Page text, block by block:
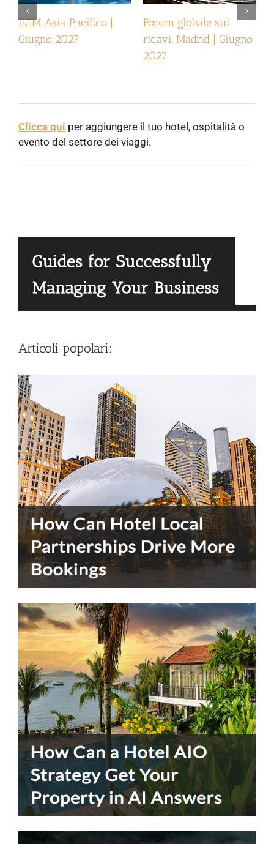
ILTM Asia Pacifico |
Giugno 2027
Forum globale sui
ricavi, Madrid | Giugno
2027
Clicca qui per aggiungere il tuo hotel, ospitalità o
evento del settore dei viaggi.
Articoli popolari: